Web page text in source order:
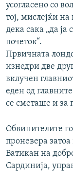
усогласено со
тој, мислејќи на
дека сака „да ја
почеток“.
Првичната
изнедри две
вклучен
еден од
се сметаше и за
Обвинителите
проневера
Ватикан на
Сардинија,